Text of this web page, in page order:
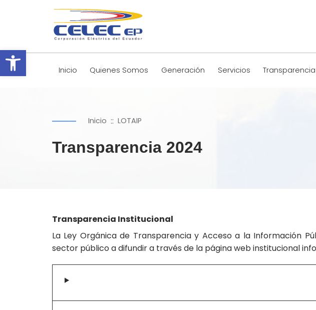
Abrir barra de herramientas
Inicio Quienes Somos Generación Servicios Transparencia
Inicio :: LOTAIP
Transparencia 2024
Transparencia Institucional
La Ley Orgánica de Transparencia y Acceso a la Información
sector público a difundir a través de la página web institucional